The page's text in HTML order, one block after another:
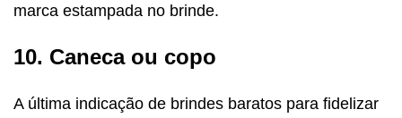
marca estampada no brinde.
10. Caneca ou copo
A última indicação de brindes baratos para fidelizar